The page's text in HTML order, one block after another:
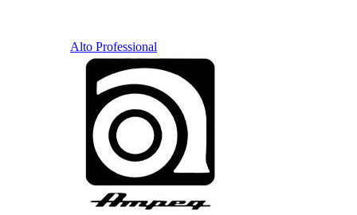
Alto Professional